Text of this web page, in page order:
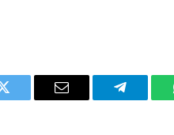
Twitter Email Telegram